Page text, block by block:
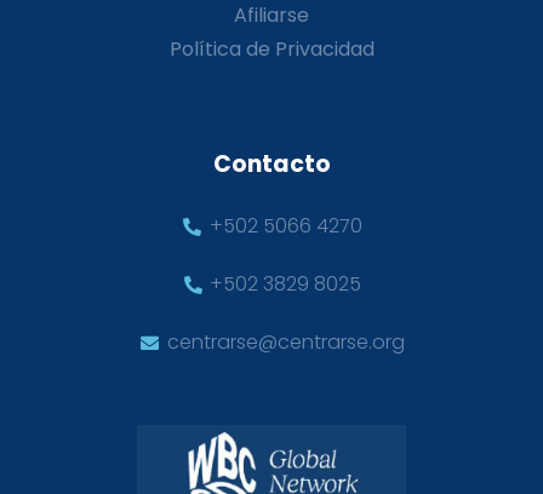
Afiliarse
Política de Privacidad
Contacto
+502 5066 4270
+502 3829 8025
centrarse@centrarse.org